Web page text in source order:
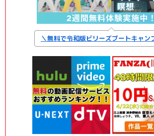
＼無料で令和版ビリーズブートキャン